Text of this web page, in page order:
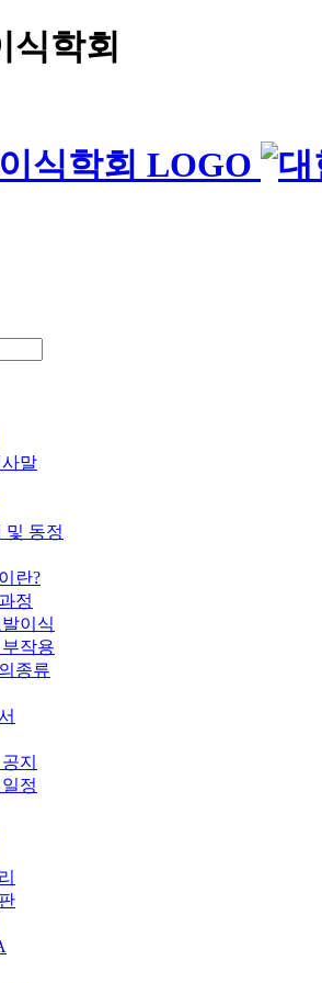
식학회
말
및 동정
란?
정
이식
작용
종류
지
정